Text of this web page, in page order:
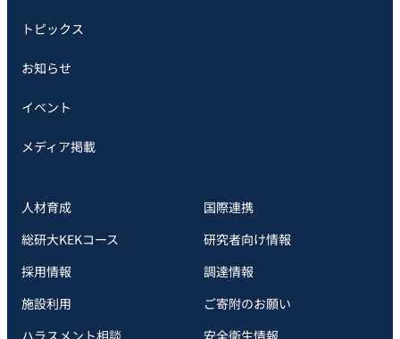
トピックス
お知らせ
イベント
メディア掲載
人材育成
国際連携
総研大KEKコース
研究者向け情報
採用情報
調達情報
施設利用
ご寄附のお願い